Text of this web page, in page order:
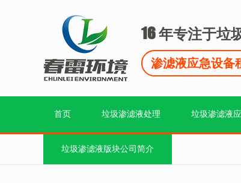
16年专注于垃
渗滤液应急设备
首页 垃圾渗滤液处理 垃圾渗滤液
垃圾渗滤液版块公司简介